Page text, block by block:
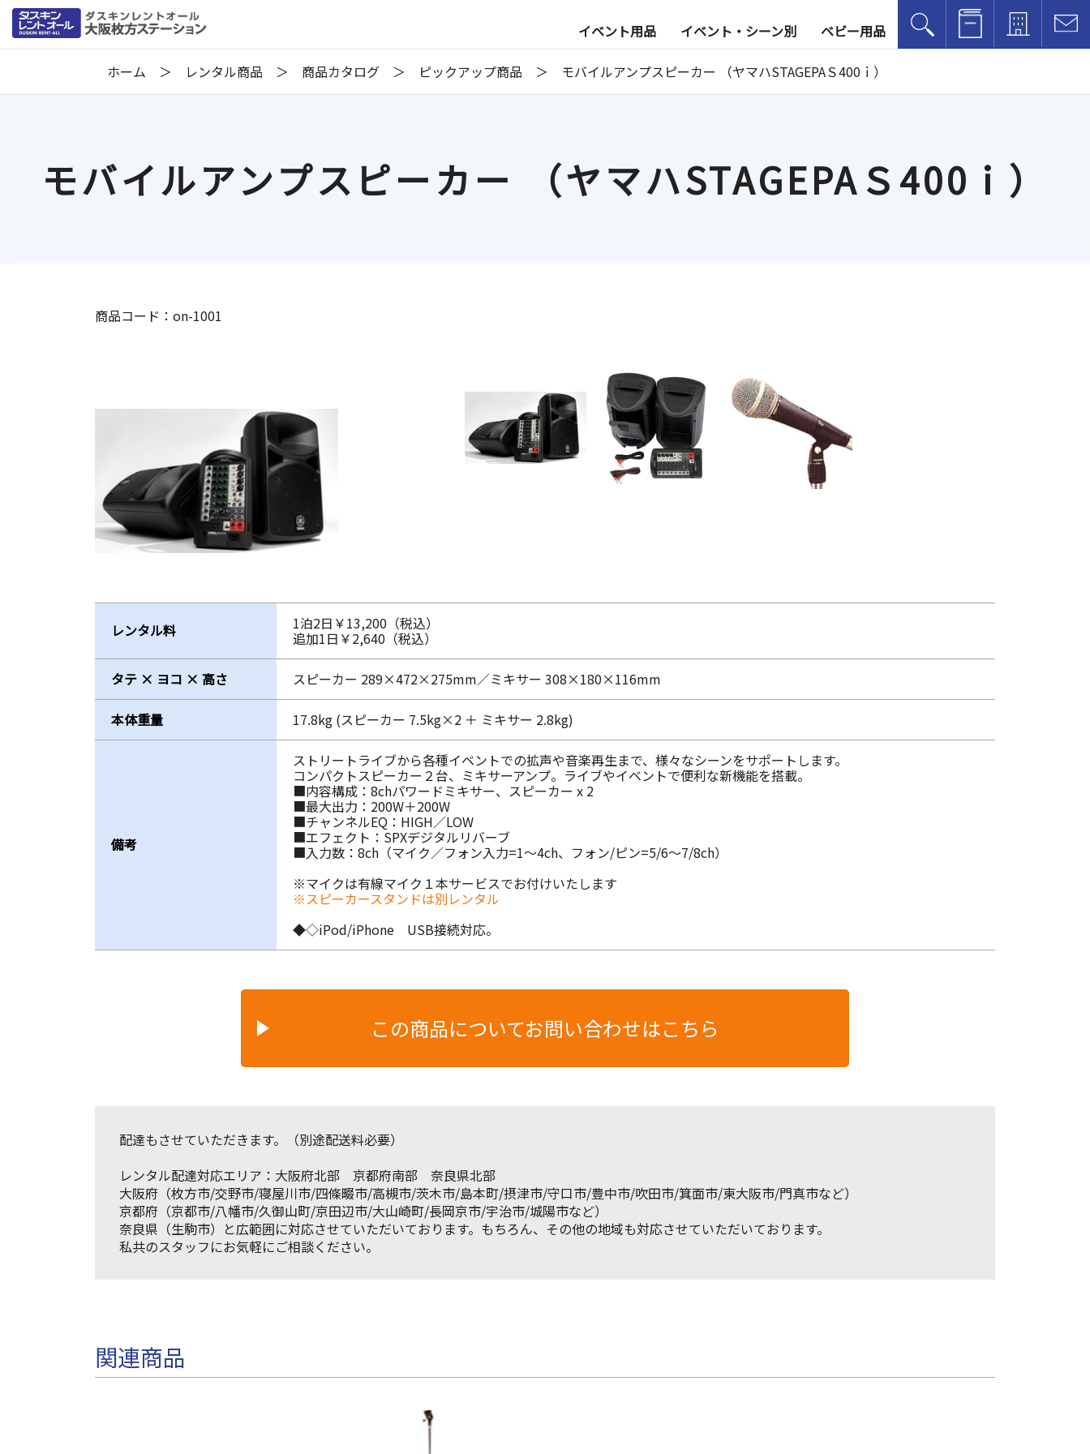
イベント用品 イベント・シーン別 ベビー用品 レンタル方法 アクセス
ホーム レンタル商品 商品カタログ ピックアップ商品 モバイルアンプスピーカー （ヤマハSTAGEPAＳ400ｉ）
モバイルアンプスピーカー （ヤマハSTAGEPAＳ400ｉ）
商品コード：on-1001
レンタル料 1泊2日￥13,200（税込）
追加1日￥2,640（税込）
タテ × ヨコ × 高さ スピーカー 289×472×275mm／ミキサー 308×180×116mm
本体重量 17.8kg (スピーカー 7.5kg×2 ＋ ミキサー 2.8kg)
備考
ストリートライブから各種イベントでの拡声や音楽再生まで、様々なシーンをサポートします。
コンパクトスピーカー２台、ミキサーアンプ。ライブやイベントで便利な新機能を搭載。
■内容構成：8chパワードミキサー、スピーカー x 2
■最大出力：200W＋200W
■チャンネルEQ：HIGH／LOW
■エフェクト：SPXデジタルリバーブ
■入力数：8ch（マイク／フォン入力=1～4ch、フォン/ピン=5/6～7/8ch）
※マイクは有線マイク１本サービスでお付けいたします
※スピーカースタンドは別レンタル
◆◇iPod/iPhone USB接続対応。
この商品についてお問い合わせはこちら
配達もさせていただきます。（別途配送料必要）
レンタル配達対応エリア：大阪府北部 京都府南部 奈良県北部
大阪府（枚方市/交野市/寝屋川市/四條畷市/高槻市/茨木市/島本町/摂津市/守口市/豊中市/吹田市/箕面市/東大阪市/門真市など）
京都府（京都市/八幡市/久御山町/京田辺市/大山崎町/長岡京市/宇治市/城陽市など）
奈良県（生駒市）と広範囲に対応させていただいております。もちろん、その他の地域も対応させていただいております。
私共のスタッフにお気軽にご相談ください。
関連商品